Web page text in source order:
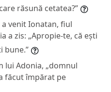
răsună cetatea?”
a venit Ionatan, fiul
a zis: „Apropie-te, că ești
bune.”
lui Adonia, „domnul
făcut împărat pe